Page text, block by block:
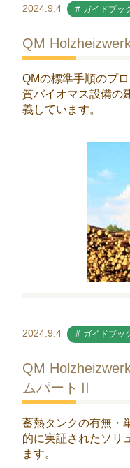
2024.9.4 ガイドブッ
QM
QMの標準手順のプ
質バイオマス設備の
義しています。
2024.9.4 ガイドブッ
QM
ムパートⅡ
蓄熱タンクの有無・
的に実証されたソリ
ます。